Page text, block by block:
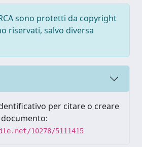
sono protetti da copyright
riservati, salvo diversa
per citare o creare
10278/5111415